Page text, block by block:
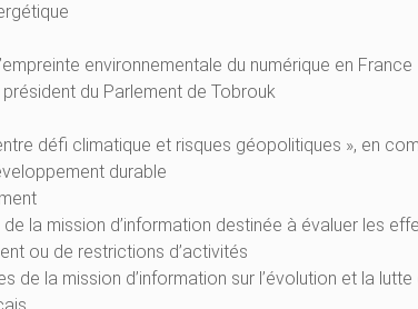
environnementale du numérique en France
président du Parlement de Tobrouk
défi climatique et risques géopolitiques », en
durable
la mission d’information destinée à évaluer les
ou de restrictions d’activités
de la mission d’information sur l’évolution et la